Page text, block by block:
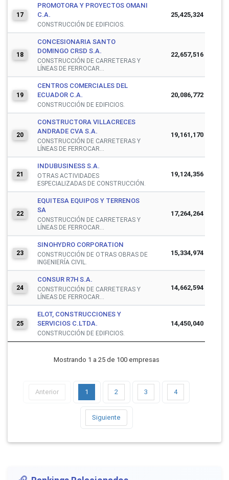
17
PROMOTORA Y PROYECTOS OMANI
C.A.
CONSTRUCCIÓN DE EDIFICIOS.
25,425,324
18
CONCESIONARIA SANTO
DOMINGO CRSD S.A.
CONSTRUCCIÓN DE CARRETERAS Y
LÍNEAS DE FERROCAR...
22,657,516
19
CENTROS COMERCIALES DEL
ECUADOR C.A.
CONSTRUCCIÓN DE EDIFICIOS.
20,086,772
20
CONSTRUCTORA VILLACRECES
ANDRADE CVA S.A.
CONSTRUCCIÓN DE CARRETERAS Y
LÍNEAS DE FERROCAR...
19,161,170
21
INDUBUSINESS S.A.
OTRAS ACTIVIDADES
ESPECIALIZADAS DE CONSTRUCCIÓN.
19,124,356
22
EQUITESA EQUIPOS Y TERRENOS
SA
CONSTRUCCIÓN DE CARRETERAS Y
LÍNEAS DE FERROCAR...
17,264,264
23
SINOHYDRO CORPORATION
CONSTRUCCIÓN DE OTRAS OBRAS DE
INGENIERÍA CIVIL.
15,334,974
24
CONSUR R7H S.A.
CONSTRUCCIÓN DE CARRETERAS Y
LÍNEAS DE FERROCAR...
14,662,594
25
ELOT, CONSTRUCCIONES Y
SERVICIOS C.LTDA.
CONSTRUCCIÓN DE EDIFICIOS.
14,450,040
Mostrando 1 a 25 de 100 empresas
Anterior 1 2 3 4
Siguiente